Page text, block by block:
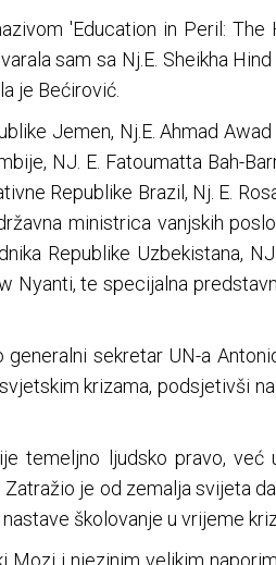
'Education in Peril: The
sam sa Nj.E. Sheikha
je Bećirović.
Jemen, Nj.E. Ahmad
NJ. E. Fatoumatta Bah-
Republike Brazil, Nj. E.
ministrica vanjskih
Republike Uzbekistana,
Nyanti, te specijalna
sekretar UN-a
krizama, podsjetivši
temeljno ljudsko pravo, već
je od zemalja svijeta
školovanje u vrijeme
Mozi i njezinim velikim